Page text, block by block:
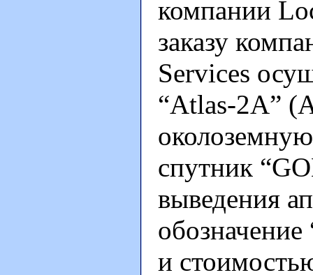
компании
заказу
Services
“Atlas-2A”
спутник
выведения
и